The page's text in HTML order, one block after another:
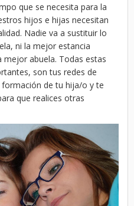
que se necesita para la
hijos e hijas necesitan
Nadie va a sustituir lo
ni la mejor estancia
abuela. Todas estas
son tus redes de
de tu hija/o y te
que realices otras